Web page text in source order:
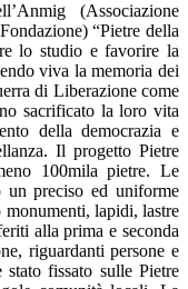
(Associazione
“Pietre della
lo studio e favorire la
viva la memoria dei
di Liberazione come
sacrificato la loro vita
della democrazia e
Il progetto Pietre
100mila pietre. Le
un preciso ed uniforme
lapidi, lastre
alla prima e seconda
riguardanti persone e
fissato sulle Pietre